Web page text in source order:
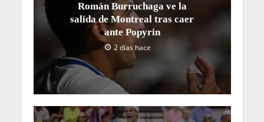
Román Burruchaga ve la
salida de Montreal tras caer
ante Popyrin
2 días hace